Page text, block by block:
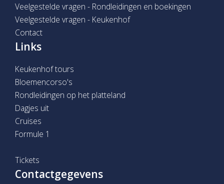
Veelgestelde vragen - Rondleidingen en boekingen
Veelgestelde vragen - Keukenhof
Contact
Links
Keukenhof tours
Bloemencorso's
Rondleidingen op het platteland
Dagjes uit
Cruises
Formule 1
Tickets
Contactgegevens